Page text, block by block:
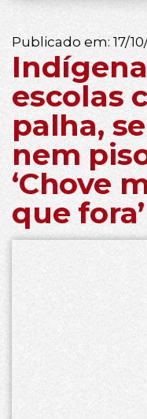
Publicado em: 17/
escolas
palha,
nem
‘Chove
que fora’